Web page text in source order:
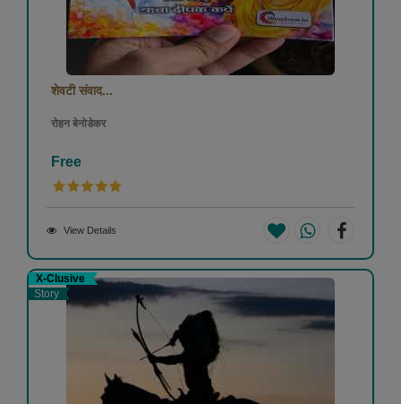
शेवटी संवाद...
रोहन बेनोडेकर
Free
View Details
X-Clusive
Story